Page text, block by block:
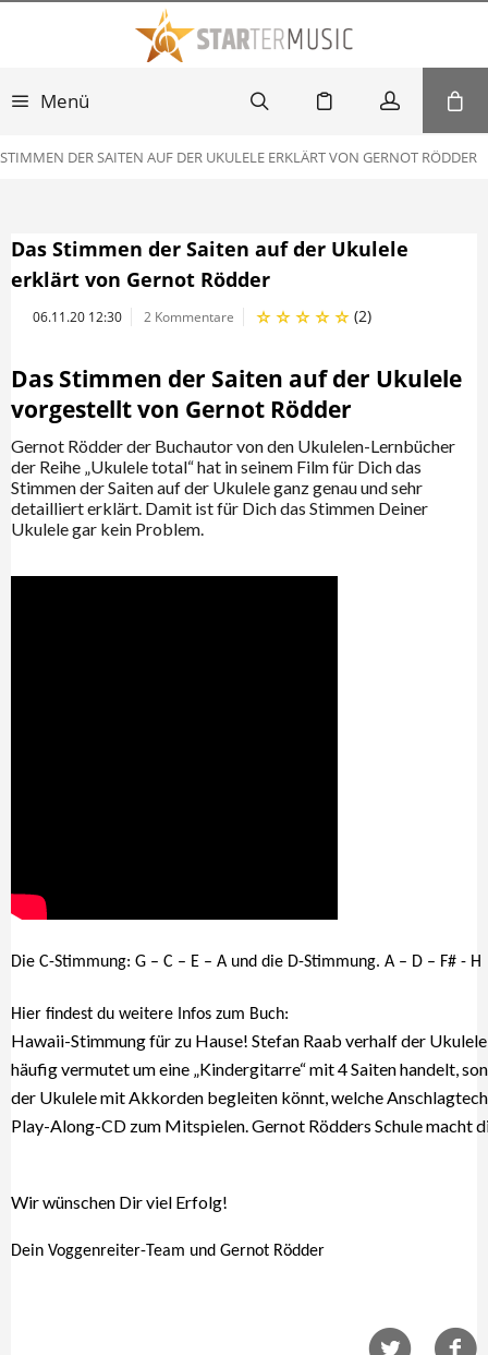
Menü
DER SAITEN AUF DER UKULELE ERKLÄRT VON GERNOT RÖDDER
Das Stimmen der Saiten auf der Ukulele
erklärt von Gernot Rödder
06.11.20 12:30 2 Kommentare (2)
Das Stimmen der Saiten auf der Ukulele
vorgestellt von Gernot Rödder
Gernot Rödder der Buchautor von den Ukulelen-Lernbücher
der Reihe „Ukulele total“ hat in seinem Film für Dich das
Stimmen der Saiten auf der Ukulele ganz genau und sehr
detailliert erklärt. Damit ist für Dich das Stimmen Deiner
Ukulele gar kein Problem.
Die C-Stimmung: G – C – E – A und die D-Stimmung. A – D – F# - H
Hier findest du weitere Infos zum Buch:
Hawaii-Stimmung für zu Hause! Stefan Raab verhalf der
häufig vermutet um eine „Kindergitarre“ mit 4 Saiten handelt,
der Ukulele mit Akkorden begleiten könnt, welche
Play-Along-CD zum Mitspielen. Gernot Rödders Schule macht
Wir wünschen Dir viel Erfolg!
Dein Voggenreiter-Team und Gernot Rödder